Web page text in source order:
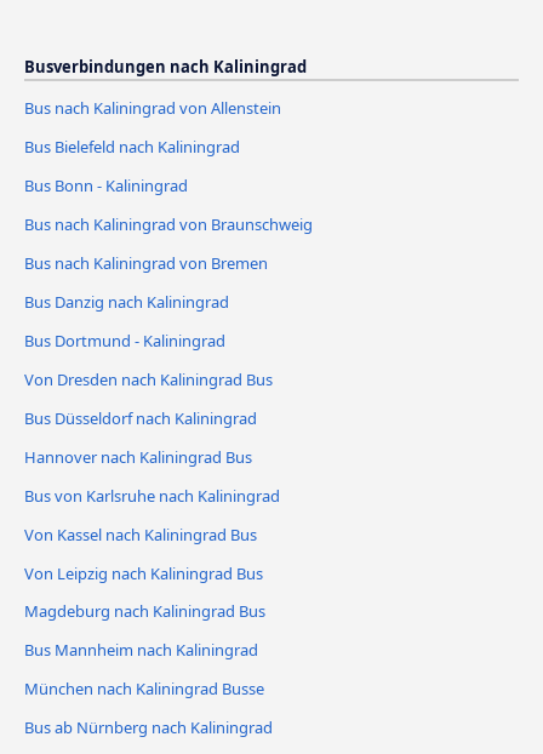
Busverbindungen nach Kaliningrad
Bus nach Kaliningrad von Allenstein
Bus Bielefeld nach Kaliningrad
Bus Bonn - Kaliningrad
Bus nach Kaliningrad von Braunschweig
Bus nach Kaliningrad von Bremen
Bus Danzig nach Kaliningrad
Bus Dortmund - Kaliningrad
Von Dresden nach Kaliningrad Bus
Bus Düsseldorf nach Kaliningrad
Hannover nach Kaliningrad Bus
Bus von Karlsruhe nach Kaliningrad
Von Kassel nach Kaliningrad Bus
Von Leipzig nach Kaliningrad Bus
Magdeburg nach Kaliningrad Bus
Bus Mannheim nach Kaliningrad
München nach Kaliningrad Busse
Bus ab Nürnberg nach Kaliningrad